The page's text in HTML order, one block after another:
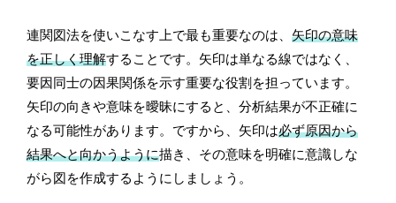
連関図法を使いこなす上で最も重要なのは、矢印の意味
を正しく理解することです。矢印は単なる線ではなく、
要因同士の因果関係を示す重要な役割を担っています。
矢印の向きや意味を曖昧にすると、分析結果が不正確に
なる可能性があります。ですから、矢印は必ず原因から
結果へと向かうように描き、その意味を明確に意識しな
がら図を作成するようにしましょう。